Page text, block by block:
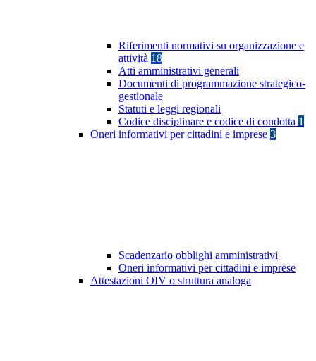
Riferimenti normativi su organizzazione e
attività 18
Atti amministrativi generali
Documenti di programmazione strategico-
gestionale
Statuti e leggi regionali
Codice disciplinare e codice di condotta 1
Oneri informativi per cittadini e imprese 3
Scadenzario obblighi amministrativi
Oneri informativi per cittadini e imprese
Attestazioni OIV o struttura analoga